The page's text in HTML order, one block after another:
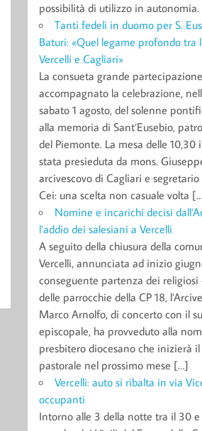
possibilità di utilizzo in
Tanti fedeli in duomo per S.
Baturi: «Quel legame profondo tra
Vercelli e Cagliari»
La consueta grande
accompagnato la celebrazione,
sabato 1 agosto, del solenne
alla memoria di Sant’Eusebio,
del Piemonte. La mesa delle 10,30
stata presieduta da mons.
arcivescovo di Cagliari e
Cei: una scelta non casuale volta
Nomine e incarichi decisi
l’addio dei salesiani a Vercelli
A seguito della chiusura della
Vercelli, annunciata ad inizio
conseguente partenza dei religiosi
delle parrocchie della CP 18,
Marco Arnolfo, di concerto con il
episcopale, ha provveduto alla
presbitero diocesano che inizierà
pastorale nel prossimo mese […]
Vercelli: auto si ribalta in via
occupanti
Intorno alle 3 della notte tra il 30 e